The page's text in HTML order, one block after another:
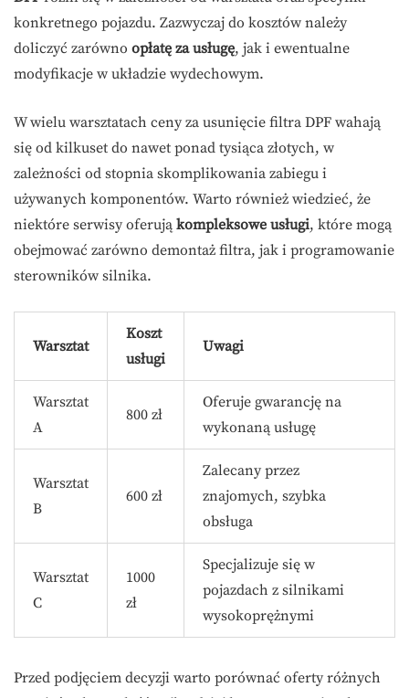
konkretnego pojazdu. Zazwyczaj do kosztów należy
doliczyć zarówno opłatę za usługę, jak i ewentualne
modyfikacje w układzie wydechowym.
W wielu warsztatach ceny za usunięcie filtra DPF wahają
się od kilkuset do nawet ponad tysiąca złotych, w
zależności od stopnia skomplikowania zabiegu i
używanych komponentów. Warto również wiedzieć, że
niektóre serwisy oferują kompleksowe usługi, które mogą
obejmować zarówno demontaż filtra, jak i programowanie
sterowników silnika.
Warsztat
Koszt
usługi
Uwagi
Warsztat
A
800 zł
Oferuje gwarancję na
wykonaną usługę
Warsztat
B
600 zł
Zalecany przez
znajomych, szybka
obsługa
Warsztat
C
1000
zł
Specjalizuje się w
pojazdach z silnikami
wysokoprężnymi
Przed podjęciem decyzji warto porównać oferty różnych